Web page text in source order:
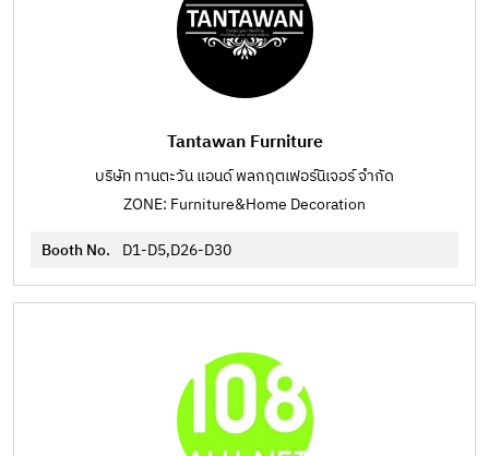
Tantawan Furniture
บริษัท ทานตะวัน แอนด์ พลกฤตเฟอร์นิเจอร์ จำกัด
ZONE: Furniture&Home Decoration
Booth No. D1-D5,D26-D30